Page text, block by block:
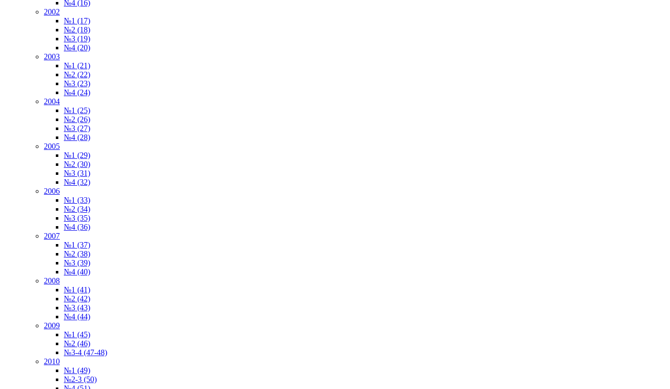
№4 (16)
2002
№1 (17)
№2 (18)
№3 (19)
№4 (20)
2003
№1 (21)
№2 (22)
№3 (23)
№4 (24)
2004
№1 (25)
№2 (26)
№3 (27)
№4 (28)
2005
№1 (29)
№2 (30)
№3 (31)
№4 (32)
2006
№1 (33)
№2 (34)
№3 (35)
№4 (36)
2007
№1 (37)
№2 (38)
№3 (39)
№4 (40)
2008
№1 (41)
№2 (42)
№3 (43)
№4 (44)
2009
№1 (45)
№2 (46)
№3-4 (47-48)
2010
№1 (49)
№2-3 (50)